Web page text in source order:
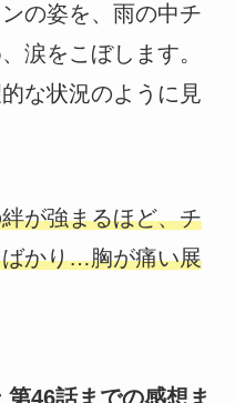
の姿を、雨の中チ
涙をこぼします。
な状況のように見
が強まるほど、チ
かり…胸が痛い展
46話までの感想ま